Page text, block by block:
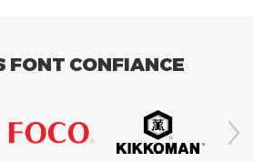
FONT CONFIANCE